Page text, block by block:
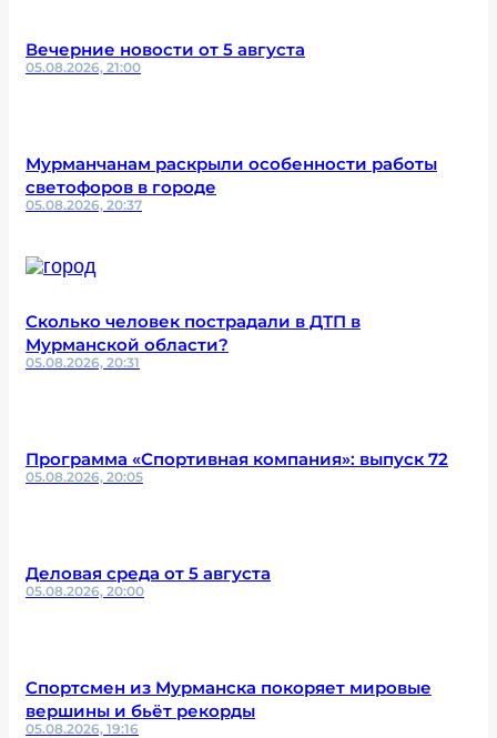
Вечерние новости от 5 августа
05.08.2026, 21:00
Мурманчанам раскрыли особенности работы
светофоров в городе
05.08.2026, 20:37
Сколько человек пострадали в ДТП в
Мурманской области?
05.08.2026, 20:31
Программа «Спортивная компания»: выпуск 72
05.08.2026, 20:05
Деловая среда от 5 августа
05.08.2026, 20:00
Спортсмен из Мурманска покоряет мировые
вершины и бьёт рекорды
05.08.2026, 19:16